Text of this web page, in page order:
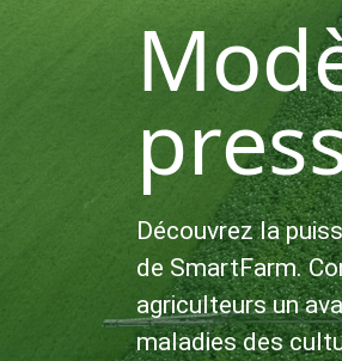
Découvrez la
de SmartFarm.
agriculteurs un
maladies des